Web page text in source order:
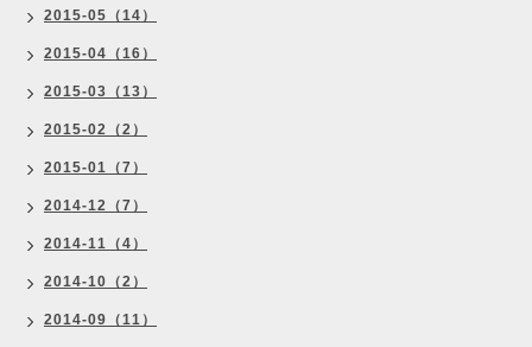
2015-05（14）
2015-04（16）
2015-03（13）
2015-02（2）
2015-01（7）
2014-12（7）
2014-11（4）
2014-10（2）
2014-09（11）